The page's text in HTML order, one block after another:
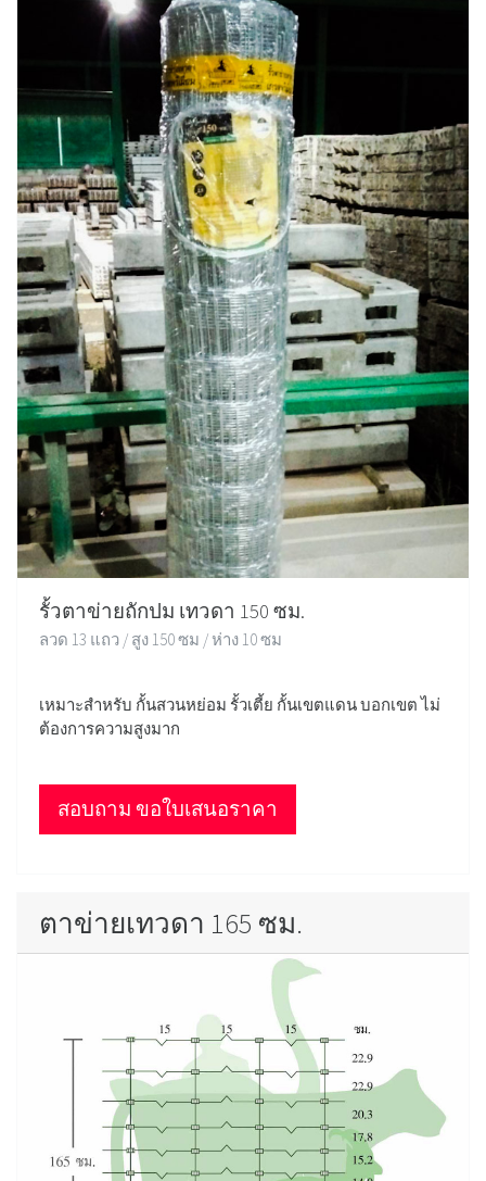
รั้วตาข่ายถักปม เทวดา 150 ซม.
ลวด 13 แถว / สูง 150 ซม / ห่าง 10 ซม
เหมาะสำหรับ กั้นสวนหย่อม รั้วเตี้ย กั้นเขตแดน บอกเขต ไม่
ต้องการความสูงมาก
สอบถาม ขอใบเสนอราคา
ตาข่ายเทวดา 165 ซม.